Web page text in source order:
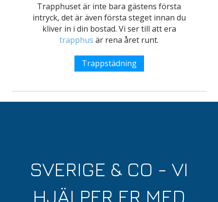
Trapphuset är inte bara gästens första
intryck, det är även första steget innan du
kliver in i din bostad. Vi ser till att era
trapphus är rena året runt.
Trappstädning
SVERIGE & CO - VI
HJÄLPER ER MED